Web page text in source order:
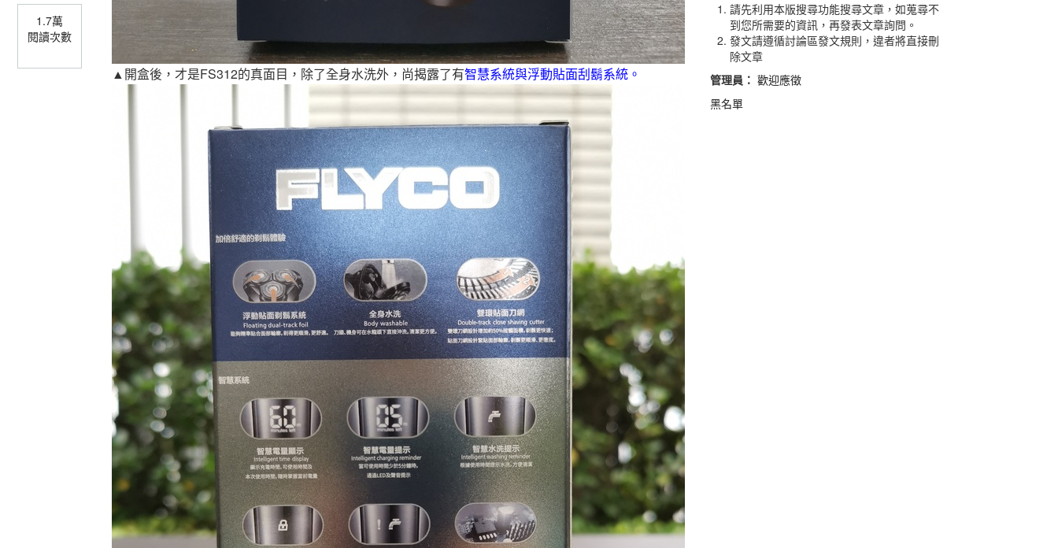
1.7萬
閱讀次數
▲開盒後，才是FS312的真面目，除了全身水洗外，尚揭露了有智慧系統與浮動貼面刮鬍系統。
請先利用本版搜尋功能搜尋文章，如蒐尋不
到您所需要的資訊，再發表文章詢問。
發文請遵循討論區發文規則，違者將直接刪
除文章
管理員： 歡迎應徵
黑名單